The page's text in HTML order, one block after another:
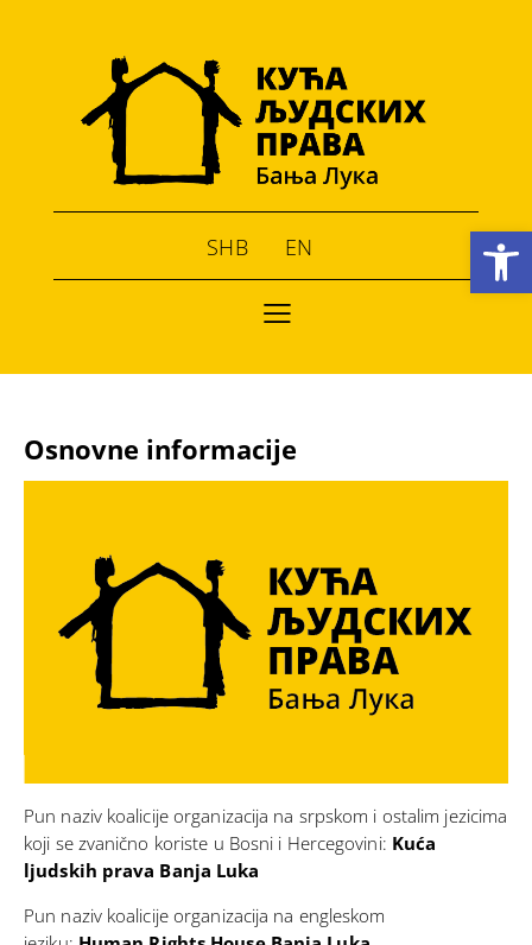
Open toolbar
SHB EN
Osnovne informacije
Pun naziv koalicije organizacija na srpskom i ostalim jezicima
koji se zvanično koriste u Bosni i Hercegovini: Kuća
ljudskih prava Banja Luka
Pun naziv koalicije organizacija na engleskom